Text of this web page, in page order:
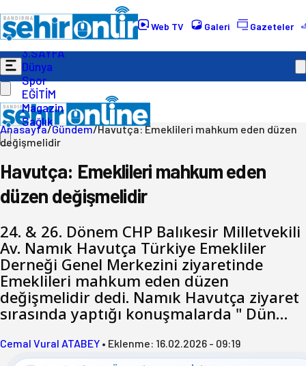
Web TV Galeri Gazeteler
Gündem
Ekonomi
Politika
3.SAYFA
Dünya
Spor
EĞİTİM
Magazin
Sağlık
Anasayfa/Gündem/Havutça: Emeklileri mahkum eden düzen
değişmelidir
Havutça: Emeklileri mahkum eden
düzen değişmelidir
24. & 26. Dönem CHP Balıkesir Milletvekili
Av. Namık Havutça Türkiye Emekliler
Derneği Genel Merkezini ziyaretinde
Emeklileri mahkum eden düzen
değişmelidir dedi. Namık Havutça ziyaret
sırasında yaptığı konuşmalarda " Dün…
Cemal Vural ATABEY • Eklenme: 16.02.2026 - 09:19